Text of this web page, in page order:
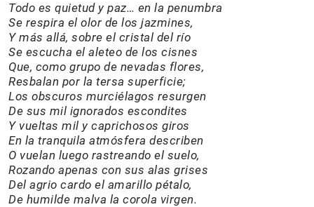
Todo es quietud y paz… en la penumbra
Se respira el olor de los jazmines,
Y más allá, sobre el cristal del río
Se escucha el aleteo de los cisnes
Que, como grupo de nevadas flores,
Resbalan por la tersa superficie;
Los obscuros murciélagos resurgen
De sus mil ignorados escondites
Y vueltas mil y caprichosos giros
En la tranquila atmósfera describen
O vuelan luego rastreando el suelo,
Rozando apenas con sus alas grises
Del agrio cardo el amarillo pétalo,
De humilde malva la corola virgen.